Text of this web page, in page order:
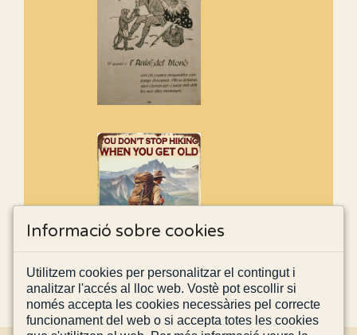
Informació sobre cookies
Utilitzem cookies per personalitzar el contingut i
analitzar l'accés al lloc web. Vostè pot escollir si
només accepta les cookies necessàries pel correcte
funcionament del web o si accepta totes les cookies